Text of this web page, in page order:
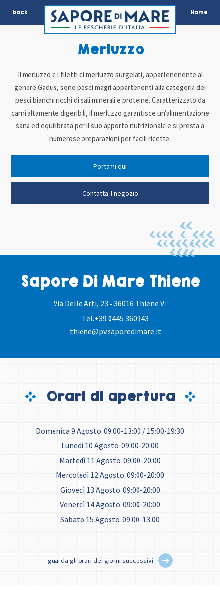
back Home
Sapore Di Mare Thiene
Via Delle Arti, 23 - 36016 Thiene VI
Tel.+39 0445 360943
thiene@pv.saporedimare.it
Merluzzo
Il merluzzo e i filetti di merluzzo surgelati, appartenenente al
genere Gadus, sono pesci magri appartenenti alla categoria dei
pesci bianchi ricchi di sali minerali e proteine. Caratterizzato da
carni altamente digeribili, il merluzzo garantisce un’alimentazione
sana ed equilibrata per il suo apporto nutrizionale e si presta a
numerose preparazioni per facili ricette.
Portami qui
Contatta il negozio
Orari di apertura
Domenica 9 Agosto 09:00-13:00 / 15:00-19:30
Lunedì 10 Agosto 09:00-20:00
Martedì 11 Agosto 09:00-20:00
Mercoledì 12 Agosto 09:00-20:00
Giovedì 13 Agosto 09:00-20:00
Venerdì 14 Agosto 09:00-20:00
Sabato 15 Agosto 09:00-13:00
guarda gli orari dei giorni successivi